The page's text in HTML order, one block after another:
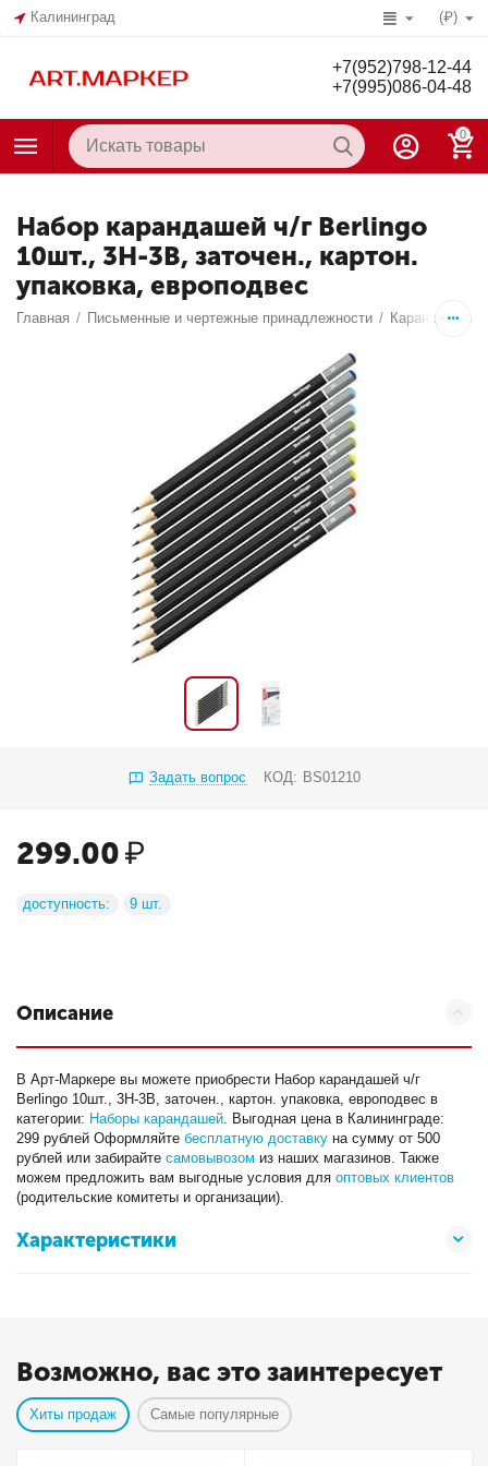
Калининград (₽)
+7(952)798-12-44
+7(995)086-04-48
0
Набор карандашей ч/г Berlingo
10шт., 3H-3B, заточен., картон.
упаковка, европодвес
Главная / Письменные и чертежные принадлежности / Карандаши /
Задать вопрос КОД: BS01210
299.00₽
доступность: 9 шт.
Описание
В Арт-Маркере вы можете приобрести Набор карандашей ч/г
Berlingo 10шт., 3H-3B, заточен., картон. упаковка, европодвес в
категории: Наборы карандашей. Выгодная цена в Калининграде:
299 рублей Оформляйтебесплатную доставку на сумму от 500
рублей или забирайтесамовывозом из наших магазинов. Также
можем предложить вам выгодные условия дляоптовых клиентов
(родительские комитеты и организации).
Характеристики
Возможно, вас это заинтересует
Хиты продаж Самые популярные